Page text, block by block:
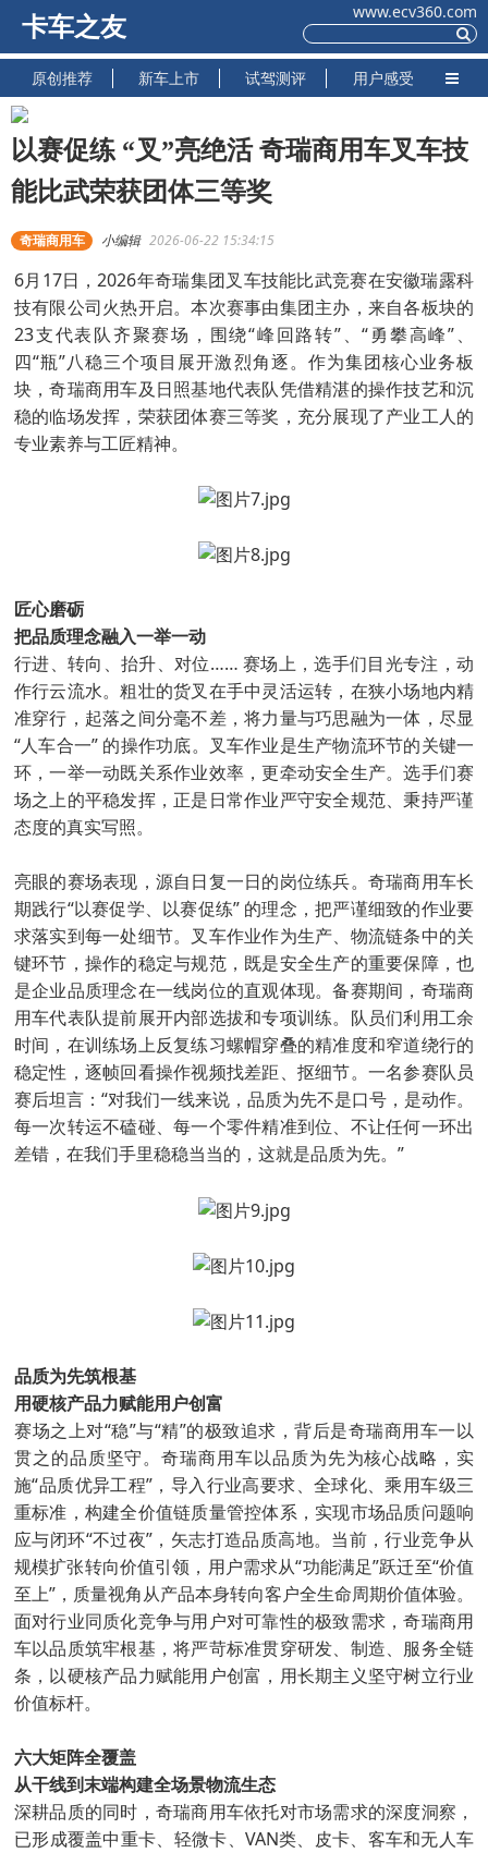
卡车之友
www.ecv360.com
原创推荐 新车上市 试驾测评 用户感受
以赛促练 “叉”亮绝活 奇瑞商用车叉车技
能比武荣获团体三等奖
奇瑞商用车 小编辑 2026-06-22 15:34:15
6月17日，2026年奇瑞集团叉车技能比武竞赛在安徽瑞露科
技有限公司火热开启。本次赛事由集团主办，来自各板块的
23支代表队齐聚赛场，围绕“峰回路转”、“勇攀高峰”、
四“瓶”八稳三个项目展开激烈角逐。作为集团核心业务板
块，奇瑞商用车及日照基地代表队凭借精湛的操作技艺和沉
稳的临场发挥，荣获团体赛三等奖，充分展现了产业工人的
专业素养与工匠精神。
匠心磨砺
把品质理念融入一举一动
行进、转向、抬升、对位…… 赛场上，选手们目光专注，动
作行云流水。粗壮的货叉在手中灵活运转，在狭小场地内精
准穿行，起落之间分毫不差，将力量与巧思融为一体，尽显
“人车合一” 的操作功底。叉车作业是生产物流环节的关键一
环，一举一动既关系作业效率，更牵动安全生产。选手们赛
场之上的平稳发挥，正是日常作业严守安全规范、秉持严谨
态度的真实写照。
亮眼的赛场表现，源自日复一日的岗位练兵。奇瑞商用车长
期践行“以赛促学、以赛促练” 的理念，把严谨细致的作业要
求落实到每一处细节。叉车作业作为生产、物流链条中的关
键环节，操作的稳定与规范，既是安全生产的重要保障，也
是企业品质理念在一线岗位的直观体现。备赛期间，奇瑞商
用车代表队提前展开内部选拔和专项训练。队员们利用工余
时间，在训练场上反复练习螺帽穿叠的精准度和窄道绕行的
稳定性，逐帧回看操作视频找差距、抠细节。一名参赛队员
赛后坦言：“对我们一线来说，品质为先不是口号，是动作。
每一次转运不磕碰、每一个零件精准到位、不让任何一环出
差错，在我们手里稳稳当当的，这就是品质为先。”
品质为先筑根基
用硬核产品力赋能用户创富
赛场之上对“稳”与“精”的极致追求，背后是奇瑞商用车一以
贯之的品质坚守。奇瑞商用车以品质为先为核心战略，实
施“品质优异工程”，导入行业高要求、全球化、乘用车级三
重标准，构建全价值链质量管控体系，实现市场品质问题响
应与闭环“不过夜”，矢志打造品质高地。当前，行业竞争从
规模扩张转向价值引领，用户需求从“功能满足”跃迁至“价值
至上”，质量视角从产品本身转向客户全生命周期价值体验。
面对行业同质化竞争与用户对可靠性的极致需求，奇瑞商用
车以品质筑牢根基，将严苛标准贯穿研发、制造、服务全链
条，以硬核产品力赋能用户创富，用长期主义坚守树立行业
价值标杆。
六大矩阵全覆盖
从干线到末端构建全场景物流生态
深耕品质的同时，奇瑞商用车依托对市场需求的深度洞察，
已形成覆盖中重卡、轻微卡、VAN类、皮卡、客车和无人车